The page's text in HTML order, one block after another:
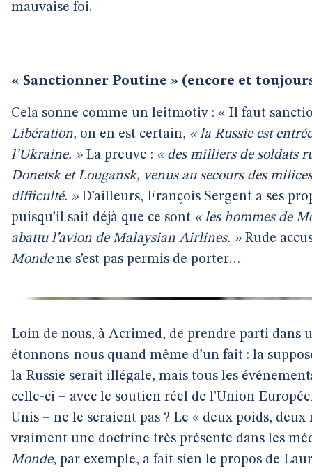
mauvaise foi.
« Sanctionner Poutine » (encore et
Cela sonne comme un leitmotiv : « Il faut
Libération, on en est certain, « la Russie est
l’Ukraine. »La preuve : « des milliers de soldats
Donetsk et Lougansk, venus au secours des
difficulté. »D’ailleurs, François Sergent a ses
puisqu’il sait déjà que ce sont « les hommes de
abattu l’avion de Malaysian Airlines. »Rude
Mondene s’est pas permis de porter…
Loin de nous, à Acrimed, de prendre parti dans
étonnons-nous quand même d’un fait : la
la Russie serait illégale, mais tous les
celle-ci – avec le soutien réel de l’Union
Unis – ne le seraient pas ? Le « deux poids, deux
vraiment une doctrine très présente dans les
Monde, par exemple, a fait sien le propos de